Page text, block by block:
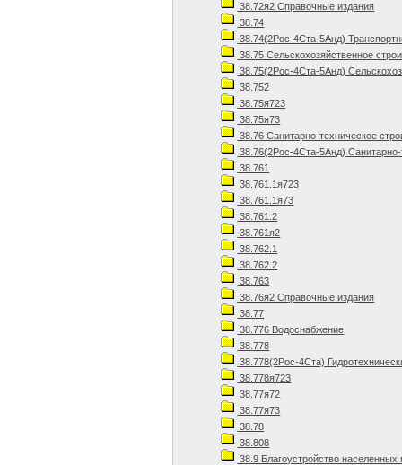
38.72я2 Справочные издания
38.74
38.74(2Рос-4Ста-5Анд)
38.75 Сельскохозяйственное
38.75(2Рос-4Ста-5Анд)
38.752
38.75я723
38.75я73
38.76 Санитарно-техническое
38.76(2Рос-4Ста-5Анд) Санитарно-
38.761
38.761.1я723
38.761.1я73
38.761.2
38.761я2
38.762.1
38.762.2
38.763
38.76я2 Справочные издания
38.77
38.776 Водоснабжение
38.778
38.778(2Рос-4Ста)
38.778я723
38.77я72
38.77я73
38.78
38.808
38.9 Благоустройство населенных